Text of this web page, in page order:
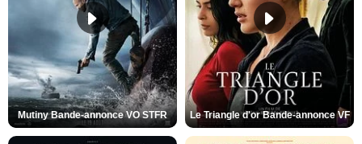
Mutiny Bande-annonce VO STFR Le Triangle d'or Bande-annonce VF